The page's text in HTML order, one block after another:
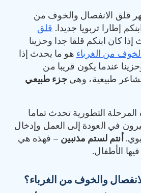
قلق الانفصال والخوف من
إطارا تربويا جديدا. قلق
كان ابنكم قلقا جدا وحزينا
من الغرباء هو ما يحدث إذا
عندما يكون قريبا من
طبيعية، وهيجزء طبيعي
التطورية تحدث تماما
في العودة إلى العمل وإدخال
أنتم لستم مذنبين – فهذه هي
الأطفال.
والخوف من الغرباء؟